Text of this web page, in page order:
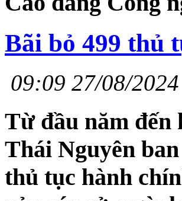
Bãi bỏ 499 thủ
09:09 27/08/2024
Từ đầu năm đến
Thái Nguyên
thủ tục hành